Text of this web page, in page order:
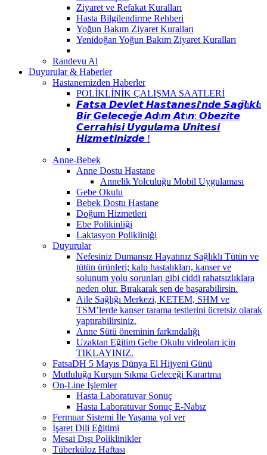
Ziyaret ve Refakat Kuralları
Hasta Bilgilendirme Rehberi
Yoğun Bakım Ziyaret Kuralları
Yenidoğan Yoğun Bakım Ziyaret Kuralları
Randevu Al
Duyurular & Haberler
Hastanemizden Haberler
POLİKLİNİK ÇALIŞMA SAATLERİ
𝙁𝙖𝙩𝙨𝙖 𝘿𝙚𝙫𝙡𝙚𝙩 𝙃𝙖𝙨𝙩𝙖𝙣𝙚𝙨𝙞'𝙣𝙙𝙚 𝙎𝙖𝙜̆𝙡ı𝙠𝙡ı
𝘽𝙞𝙧 𝙂𝙚𝙡𝙚𝙘𝙚𝙜̆𝙚 𝘼𝙙ı𝙢 𝘼𝙩ı𝙣: 𝙊𝙗𝙚𝙯𝙞𝙩𝙚
𝘾𝙚𝙧𝙧𝙖𝙝𝙞𝙨𝙞 𝙐𝙮𝙜𝙪𝙡𝙖𝙢𝙖 𝙐̈𝙣𝙞𝙩𝙚𝙨𝙞
𝙃𝙞𝙯𝙢𝙚𝙩𝙞𝙣𝙞𝙯𝙙𝙚 !
Anne-Bebek
Anne Dostu Hastane
Annelik Yolculuğu Mobil Uygulaması
Gebe Okulu
Bebek Dostu Hastane
Doğum Hizmetleri
Ebe Polikinliği
Laktasyon Polikliniği
Duyurular
Nefesiniz Dumansız Hayatınız Sağlıklı Tütün ve
tütün ürünleri; kalp hastalıkları, kanser ve
solunum yolu sorunları gibi ciddi rahatsızlıklara
neden olur. Bırakarak sen de başarabilirsin.
Aile Sağlığı Merkezi, KETEM, SHM ve
TSM’lerde kanser tarama testlerini ücretsiz olarak
yaptırabilirsiniz.
Anne Sütü öneminin farkındalığı
Uzaktan Eğitim Gebe Okulu videoları için
TIKLAYINIZ.
FatsaDH 5 Mayıs Dünya El Hijyeni Günü
Mutluluğa Kurşun Sıkma Geleceği Karartma
On-Line İşlemler
Hasta Laboratuvar Sonuç
Hasta Laboratuvar Sonuç E-Nabız
Fermuar Sistemi İle Yaşama yol ver
İşaret Dili Eğitimi
Mesai Dışı Poliklinikler
Tüberküloz Haftası